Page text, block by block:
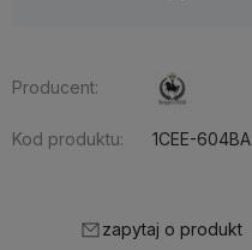
Producent:
Kod produktu: 1CEE-604BA
zapytaj o produkt